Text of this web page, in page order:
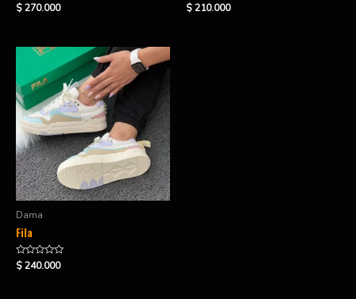
Valorado
en
$270.000
Valorado
en
$210.000
Dama
Fila
Valorado
en
$240.000